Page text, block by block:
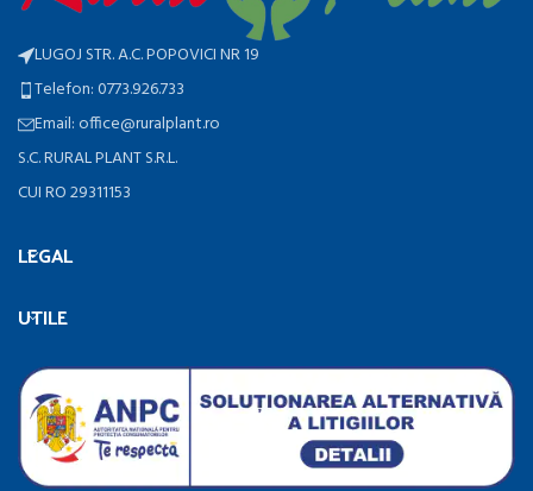
LUGOJ STR. A.C. POPOVICI NR 19
Telefon: 0773.926.733
Email: office@ruralplant.ro
S.C. RURAL PLANT S.R.L.
CUI RO 29311153
LEGAL
UTILE